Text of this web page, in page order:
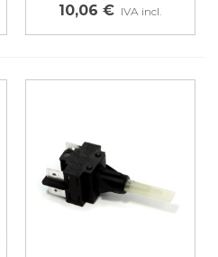
10,06 € IVA incl.